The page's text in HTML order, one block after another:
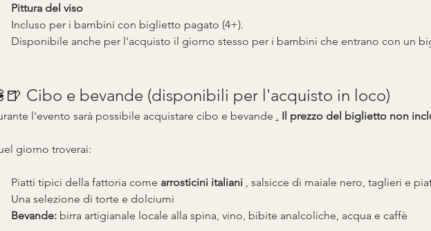
Pittura del viso
Incluso per i bambini con biglietto pagato (4+).
Disponibile anche per l'acquisto il giorno stesso per i bambini che entrano con un
Cibo e bevande (disponibili per l'acquisto in loco)
l'evento sarà possibile acquistare cibo e bevande . Il prezzo del biglietto non
giorno troverai:
Piatti tipici della fattoria come arrosticini italiani , salsicce di maiale nero, taglieri e
Una selezione di torte e dolciumi
Bevande: birra artigianale locale alla spina, vino, bibite analcoliche, acqua e caffè